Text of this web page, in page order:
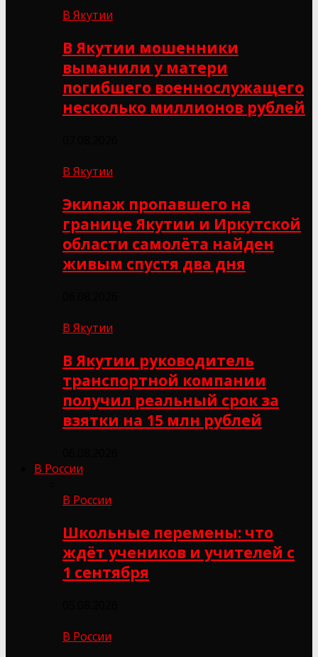
В Якутии
В Якутии мошенники
выманили у матери
погибшего военнослужащего
несколько миллионов рублей
В Якутии
Экипаж пропавшего на
границе Якутии и Иркутской
области самолёта найден
живым спустя два дня
В Якутии
В Якутии руководитель
транспортной компании
получил реальный срок за
взятки на 15 млн рублей
В России
В России
Школьные перемены: что
ждёт учеников и учителей с
1 сентября
В России